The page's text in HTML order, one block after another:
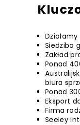
Siedziba
Zakład
Ponad
biura
Ponad
Eksport
Firma
Seeley